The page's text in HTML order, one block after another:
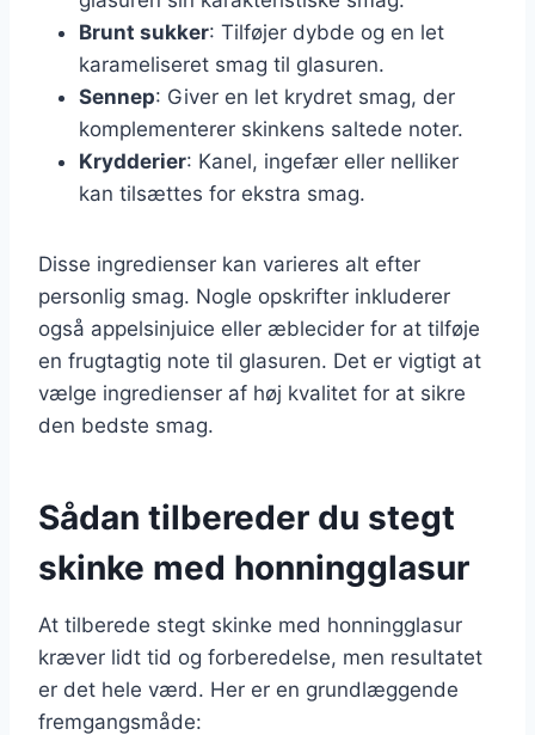
Brunt sukker: Tilføjer dybde og en let
karameliseret smag til glasuren.
Sennep: Giver en let krydret smag, der
komplementerer skinkens saltede noter.
Krydderier: Kanel, ingefær eller nelliker
kan tilsættes for ekstra smag.
Disse ingredienser kan varieres alt efter
personlig smag. Nogle opskrifter inkluderer
også appelsinjuice eller æblecider for at tilføje
en frugtagtig note til glasuren. Det er vigtigt at
vælge ingredienser af høj kvalitet for at sikre
den bedste smag.
Sådan tilbereder du stegt
skinke med honningglasur
At tilberede stegt skinke med honningglasur
kræver lidt tid og forberedelse, men resultatet
er det hele værd. Her er en grundlæggende
fremgangsmåde: